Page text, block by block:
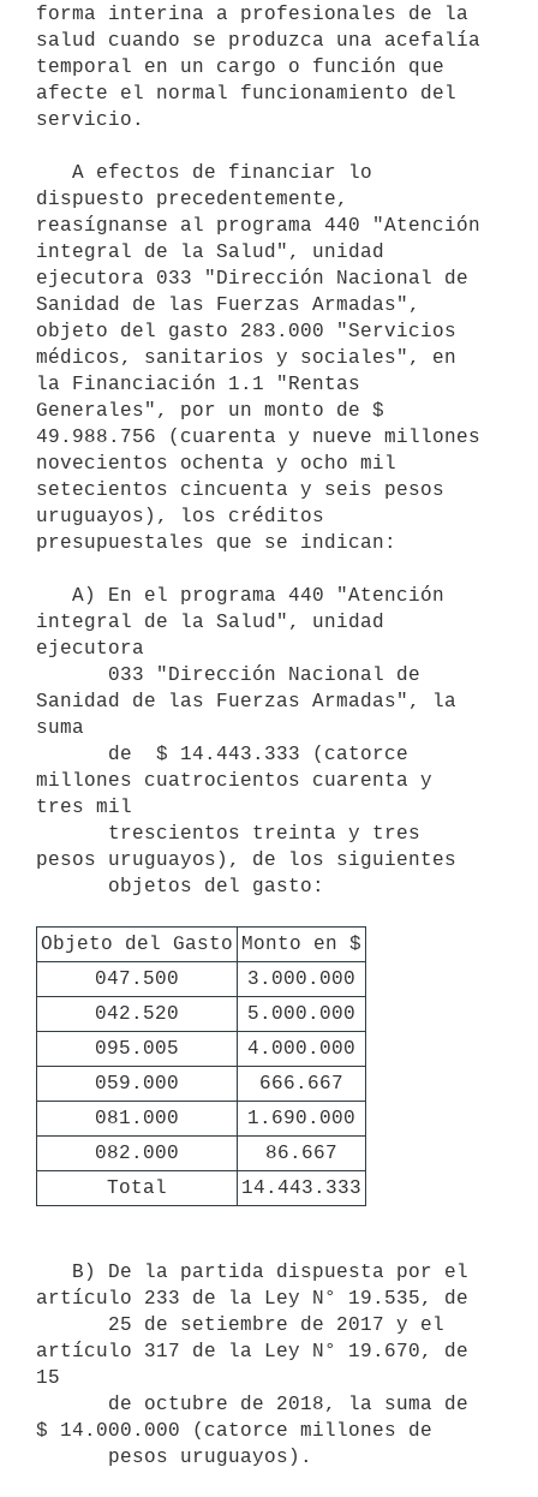
forma interina a profesionales de la
salud cuando se produzca una acefalía
temporal en un cargo o función que
afecte el normal funcionamiento del
servicio.
dispuesto precedentemente,
reasígnanse al programa 440 "Atención
integral de la Salud", unidad
ejecutora 033 "Dirección Nacional de
Sanidad de las Fuerzas Armadas",
objeto del gasto 283.000 "Servicios
médicos, sanitarios y sociales", en
la Financiación 1.1 "Rentas
Generales", por un monto de $
49.988.756 (cuarenta y nueve millones
novecientos ochenta y ocho mil
setecientos cincuenta y seis pesos
uruguayos), los créditos
presupuestales que se indican:
integral de la Salud", unidad
ejecutora
Sanidad de las Fuerzas Armadas", la
suma
millones cuatrocientos cuarenta y
tres mil
pesos uruguayos), de los siguientes
Objeto del Gasto Monto en $
047.500
3.000.000
042.520
5.000.000
095.005
4.000.000
059.000
666.667
081.000
1.690.000
082.000
86.667
Total
14.443.333
artículo 233 de la Ley N° 19.535, de
artículo 317 de la Ley N° 19.670, de
15
$ 14.000.000 (catorce millones de